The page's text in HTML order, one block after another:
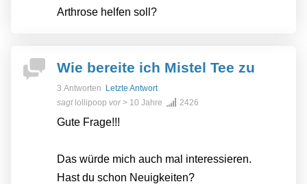
Arthrose helfen soll?
Wie bereite ich Mistel Tee zu
3 Antworten
Letzte Antwort
sagt lollipoop vor> 10 Jahre 2426
Gute Frage!!!
Das würde mich auch mal interessieren.
Hast du schon Neuigkeiten?